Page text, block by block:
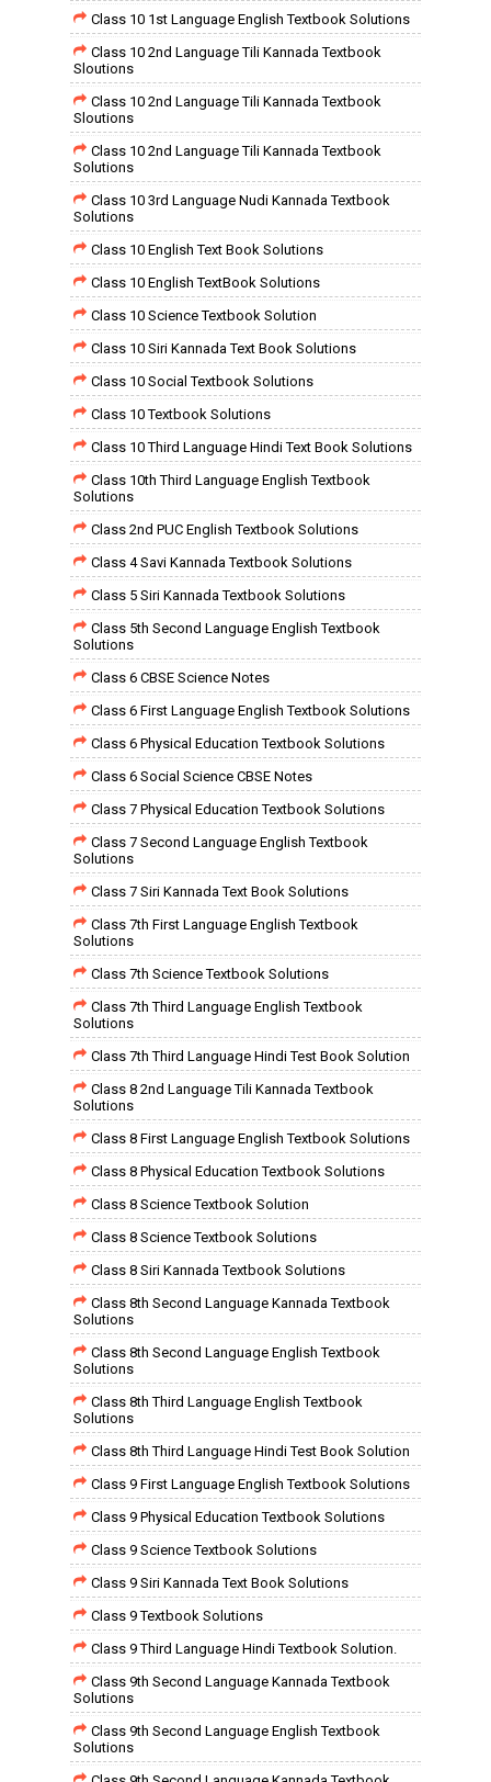
Class 10 1st Language English Textbook Solutions
Class 10 2nd Language Tili Kannada Textbook
Sloutions
Class 10 2nd Language Tili Kannada Textbook
Sloutions
Class 10 2nd Language Tili Kannada Textbook
Solutions
Class 10 3rd Language Nudi Kannada Textbook
Solutions
Class 10 English Text Book Solutions
Class 10 English TextBook Solutions
Class 10 Science Textbook Solution
Class 10 Siri Kannada Text Book Solutions
Class 10 Social Textbook Solutions
Class 10 Textbook Solutions
Class 10 Third Language Hindi Text Book Solutions
Class 10th Third Language English Textbook
Solutions
Class 2nd PUC English Textbook Solutions
Class 4 Savi Kannada Textbook Solutions
Class 5 Siri Kannada Textbook Solutions
Class 5th Second Language English Textbook
Solutions
Class 6 CBSE Science Notes
Class 6 First Language English Textbook Solutions
Class 6 Physical Education Textbook Solutions
Class 6 Social Science CBSE Notes
Class 7 Physical Education Textbook Solutions
Class 7 Second Language English Textbook
Solutions
Class 7 Siri Kannada Text Book Solutions
Class 7th First Language English Textbook
Solutions
Class 7th Science Textbook Solutions
Class 7th Third Language English Textbook
Solutions
Class 7th Third Language Hindi Test Book Solution
Class 8 2nd Language Tili Kannada Textbook
Solutions
Class 8 First Language English Textbook Solutions
Class 8 Physical Education Textbook Solutions
Class 8 Science Textbook Solution
Class 8 Science Textbook Solutions
Class 8 Siri Kannada Textbook Solutions
Class 8th Second Language Kannada Textbook
Solutions
Class 8th Second Language English Textbook
Solutions
Class 8th Third Language English Textbook
Solutions
Class 8th Third Language Hindi Test Book Solution
Class 9 First Language English Textbook Solutions
Class 9 Physical Education Textbook Solutions
Class 9 Science Textbook Solutions
Class 9 Siri Kannada Text Book Solutions
Class 9 Textbook Solutions
Class 9 Third Language Hindi Textbook Solution.
Class 9th Second Language Kannada Textbook
Solutions
Class 9th Second Language English Textbook
Solutions